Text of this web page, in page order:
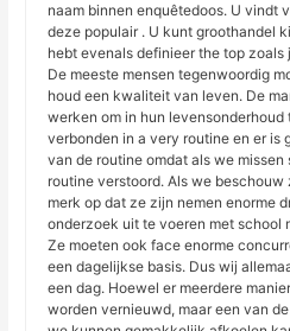
naam binnen enquêtedoos. U vindt
deze populair . U kunt groothandel
hebt evenals definieer the top
De meeste mensen tegenwoordig
houd een kwaliteit van leven. De
werken om in hun
verbonden in a very routine en er is
van de routine omdat als we
routine verstoord. Als we
merk op dat ze zijn nemen enorme
onderzoek uit te voeren met school
Ze moeten ook face enorme
een dagelijkse basis. Dus wij
een dag. Hoewel er meerdere
worden vernieuwd, maar een van